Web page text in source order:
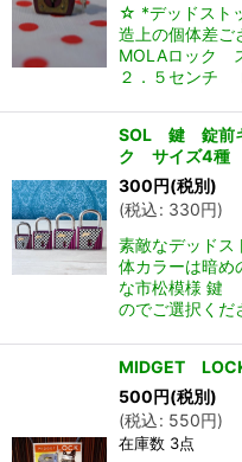
☆ *デッドスト
造上の個体差
MOLAロック
２．５センチ
SOL 鍵 錠前
ク サイズ4種
300円(税別)
(税込: 330円)
素敵なデッドス
体カラーは暗め
な市松模様 鍵
のでご選択く
MIDGET
500円(税別)
(税込: 550円)
在庫数 3点